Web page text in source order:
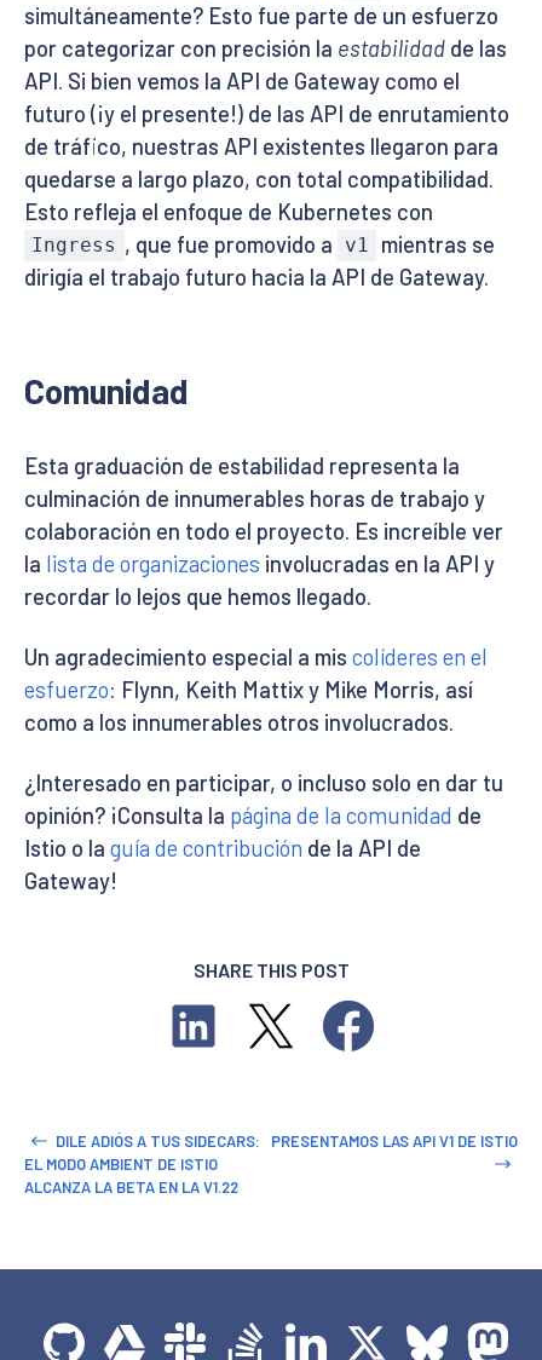
simultáneamente? Esto fue parte de un esfuerzo
por categorizar con precisión la estabilidad de las
API. Si bien vemos la API de Gateway como el
futuro (¡y el presente!) de las API de enrutamiento
de tráfico, nuestras API existentes llegaron para
quedarse a largo plazo, con total compatibilidad.
Esto refleja el enfoque de Kubernetes con
Ingress , que fue promovido a v1
mientras se
dirigía el trabajo futuro hacia la API de Gateway.
Comunidad
Esta graduación de estabilidad representa la
culminación de innumerables horas de trabajo y
colaboración en todo el proyecto. Es increíble ver
la lista de organizaciones involucradas en la API y
recordar lo lejos que hemos llegado.
Un agradecimiento especial a mis colíderes en el
esfuerzo: Flynn, Keith Mattix y Mike Morris, así
como a los innumerables otros involucrados.
¿Interesado en participar, o incluso solo en dar tu
opinión? ¡Consulta la página de la comunidad de
Istio o la guía de contribución de la API de
Gateway!
SHARE THIS POST
DILE ADIÓS A TUS SIDECARS:
EL MODO AMBIENT DE ISTIO
ALCANZA LA BETA EN LA V1.22
PRESENTAMOS LAS API V1 DE ISTIO